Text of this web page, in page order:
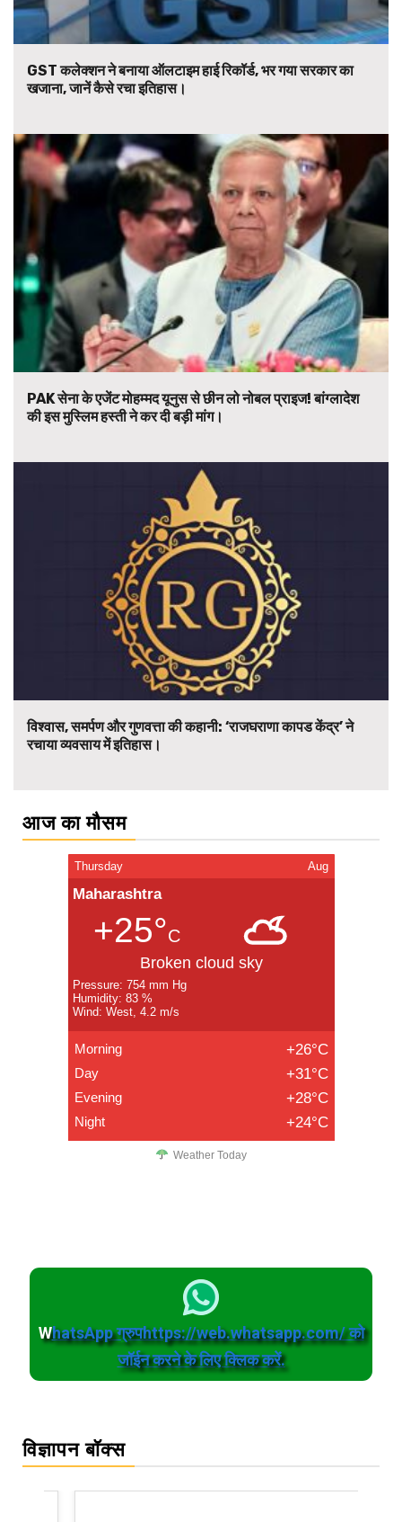
GST कलेक्शन ने बनाया ऑलटाइम हाई रिकॉर्ड, भर गया सरकार का
खजाना, जानें कैसे रचा इतिहास।
PAK सेना के एजेंट मोहम्मद यूनुस से छीन लो नोबल प्राइज! बांग्लादेश
की इस मुस्लिम हस्ती ने कर दी बड़ी मांग।
विश्वास, समर्पण और गुणवत्ता की कहानी: ‘राजघराणा कापड केंद्र’ ने
रचाया व्यवसाय में इतिहास।
आज का मौसम
Thursday Aug
Maharashtra
+25°C
Broken cloud sky
Pressure: 754 mm Hg
Humidity: 83 %
Wind: West, 4.2 m/s
Morning +26°C
Day +31°C
Evening +28°C
Night +24°C
Weather Today
WhatsApp ग्रुपhttps://web.whatsapp.com/ को
जॉईन करने के लिए क्लिक करें.
विज्ञापन बॉक्स